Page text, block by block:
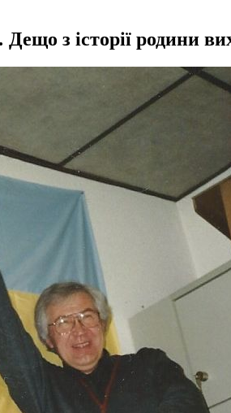
з історії родини